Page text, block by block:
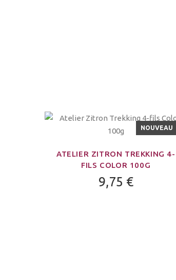
NOUVEAU
ATELIER ZITRON TREKKING 4-
FILS COLOR 100G
9,75 €